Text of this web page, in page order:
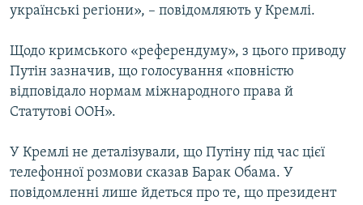
українські регіони», – повідомляють у Кремлі.
Щодо кримського «референдуму», з цього приводу
Путін зазначив, що голосування «повністю
відповідало нормам міжнародного права й
Статутові ООН».
У Кремлі не деталізували, що Путіну під час цієї
телефонної розмови сказав Барак Обама. У
повідомленні лише йдеться про те, що президент